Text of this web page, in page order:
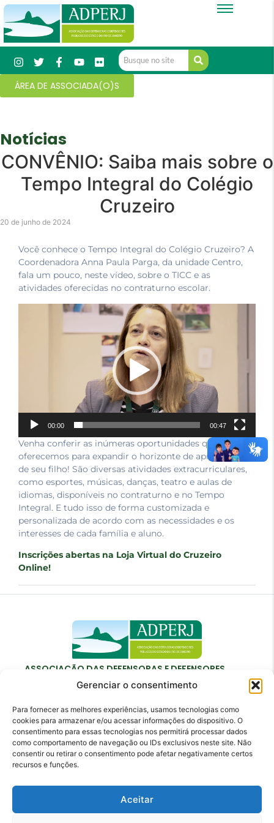
Gerenciar o consentimento
Para fornecer as melhores experiências, usamos tecnologias como
cookies para armazenar e/ou acessar informações do dispositivo. O
consentimento para essas tecnologias nos permitirá processar dados
como comportamento de navegação ou IDs exclusivos neste site. Não
consentir ou retirar o consentimento pode afetar negativamente certos
recursos e funções.
Aceitar
ÁREA DE ASSOCIADA(O)S
Notícias
CONVÊNIO: Saiba mais sobre o
Tempo Integral do Colégio
Cruzeiro
20 de junho de 2024
Você conhece o Tempo Integral do Colégio Cruzeiro? A
Coordenadora Anna Paula Parga, da unidade Centro,
fala um pouco, neste vídeo, sobre o TICC e as
atividades oferecidas no contraturno escolar.
00:00 00:47
Venha conferir as inúmeras oportunidades que
oferecemos para expandir o horizonte de aprendizado
de seu filho! São diversas atividades extracurriculares,
como esportes, músicas, danças, teatro e aulas de
idiomas, disponíveis no contraturno e no Tempo
Integral. E tudo isso de forma customizada e
personalizada de acordo com as necessidades e os
interesses de cada família e aluno.
Inscrições abertas na Loja Virtual do Cruzeiro
Online!
ASSOCIAÇÃO DAS DEFENSORAS E DEFENSORES
PÚBLICOS DO ESTADO DO RIO DE JANEIRO
Contato
adperj@adperj.com.br
(21) 2220-6022